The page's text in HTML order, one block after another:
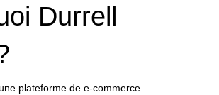
Durrell
plateforme de e-commerce